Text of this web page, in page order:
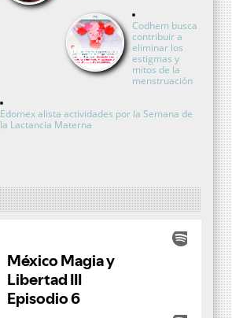
Codhem busca
contribuir a
eliminar los
estigmas y
mitos de la
menstruación
Edomex alista actividades por la Semana de
la Lactancia Materna